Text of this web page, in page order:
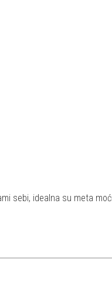
sebi, idealna su meta